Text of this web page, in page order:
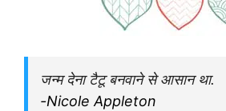
जन्म देना टैटू बनवाने से आसान था.
-Nicole Appleton